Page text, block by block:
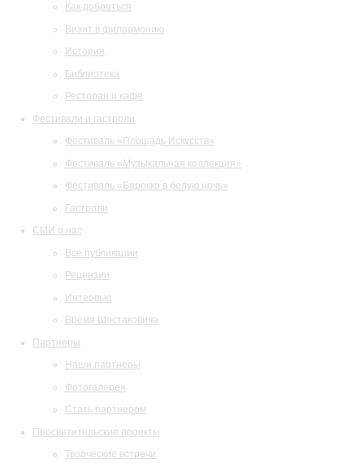
Как добраться
Визит в филармонию
История
Библиотека
Ресторан и кафе
Фестивали и гастроли
Фестиваль «Площадь Искусств»
Фестиваль «Музыкальная коллекция»
Фестиваль «Барокко в белую ночь»
Гастроли
СМИ о нас
Все публикации
Рецензии
Интервью
Время Шостаковича
Партнеры
Наши партнеры
Фотогалерея
Стать партнером
Просветительские проекты
Творческие встречи